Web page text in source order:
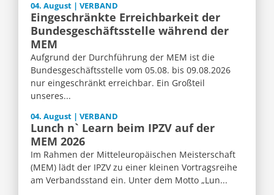
04. August | VERBAND
Eingeschränkte Erreichbarkeit der
Bundesgeschäftsstelle während der
MEM
Aufgrund der Durchführung der MEM ist die
Bundesgeschäftsstelle vom 05.08. bis 09.08.2026
nur eingeschränkt erreichbar. Ein Großteil
unseres...
04. August | VERBAND
Lunch n` Learn beim IPZV auf der
MEM 2026
Im Rahmen der Mitteleuropäischen Meisterschaft
(MEM) lädt der IPZV zu einer kleinen Vortragsreihe
am Verbandsstand ein. Unter dem Motto „Lun...